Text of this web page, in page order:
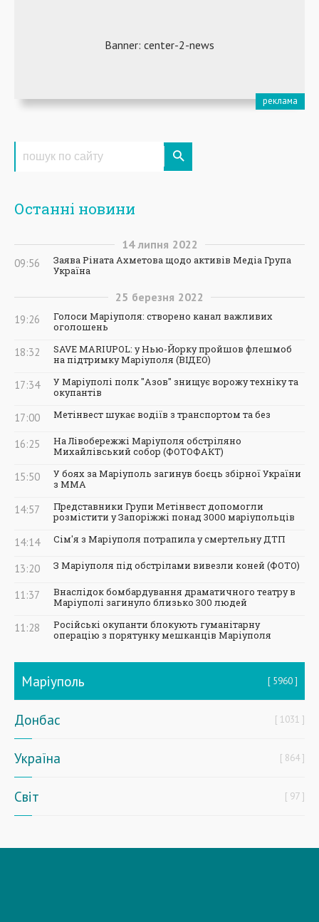
Останні новини
14 липня 2022
09:56
Заява Ріната Ахметова щодо активів Медіа Група
Україна
25 березня 2022
19:26
Голоси Маріуполя: створено канал важливих
оголошень
18:32
SAVE MARIUPOL: у Нью-Йорку пройшов флешмоб
на підтримку Маріуполя (ВІДЕО)
17:34
У Маріуполі полк "Азов" знищує ворожу техніку та
окупантів
17:00 Метінвест шукає водіїв з транспортом та без
16:25
На Лівобережжі Маріуполя обстріляно
Михайлівський собор (ФОТОФАКТ)
15:50
У боях за Маріуполь загинув боєць збірної України
з ММА
14:57
Представники Групи Метінвест допомогли
розмістити у Запоріжжі понад 3000 маріупольців
14:14 Сім'я з Маріуполя потрапила у смертельну ДТП
13:20 З Маріуполя під обстрілами вивезли коней (ФОТО)
11:37
Внаслідок бомбардування драматичного театру в
Маріуполі загинуло близько 300 людей
11:28
Російські окупанти блокують гуманітарну
операцію з порятунку мешканців Маріуполя
Маріуполь 5960
Донбас 1031
Україна 864
Світ 97